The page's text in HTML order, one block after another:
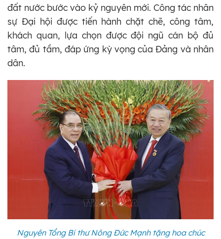
đất nước bước vào kỷ nguyên mới. Công tác nhân
sự Đại hội được tiến hành chặt chẽ, công tâm,
khách quan, lựa chọn được đội ngũ cán bộ đủ
tâm, đủ tầm, đáp ứng kỳ vọng của Đảng và nhân
dân.
Nguyên Tổng Bí thư Nông Đức Mạnh tặng hoa chúc